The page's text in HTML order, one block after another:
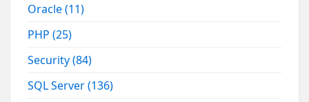
Oracle(11)
PHP(25)
Security(84)
SQL Server(136)